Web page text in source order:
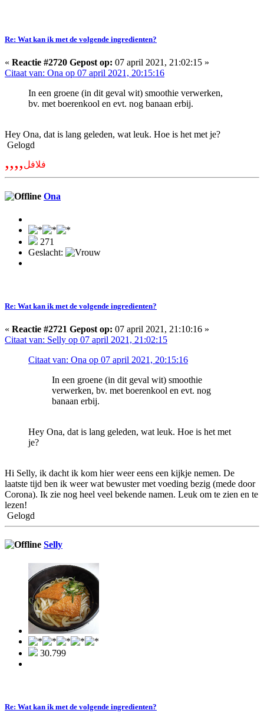
Re: Wat kan ik met de volgende ingredienten?
« Reactie #2720 Gepost op: 07 april 2021, 21:02:15 »
Citaat van: Ona op 07 april 2021, 20:15:16
In een groene (in dit geval wit) smoothie verwerken,
bv. met boerenkool en evt. nog banaan erbij.
Hey Ona, dat is lang geleden, wat leuk. Hoe is het met je?
Gelogd
,,,,فلافل
Ona
271
Geslacht:
Re: Wat kan ik met de volgende ingredienten?
« Reactie #2721 Gepost op: 07 april 2021, 21:10:16 »
Citaat van: Selly op 07 april 2021, 21:02:15
Citaat van: Ona op 07 april 2021, 20:15:16
In een groene (in dit geval wit) smoothie
verwerken, bv. met boerenkool en evt. nog
banaan erbij.
Hey Ona, dat is lang geleden, wat leuk. Hoe is het met
je?
Hi Selly, ik dacht ik kom hier weer eens een kijkje nemen. De
laatste tijd ben ik weer wat bewuster met voeding bezig (mede door
Corona). Ik zie nog heel veel bekende namen. Leuk om te zien en te
lezen!
Gelogd
Selly
30.799
Re: Wat kan ik met de volgende ingredienten?